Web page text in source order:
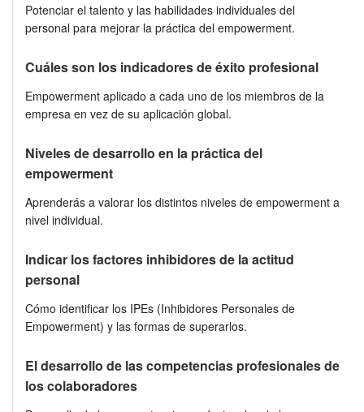
Potenciar el talento y las habilidades individuales del
personal para mejorar la práctica del empowerment.
Cuáles son los indicadores de éxito profesional
Empowerment aplicado a cada uno de los miembros de la
empresa en vez de su aplicación global.
Niveles de desarrollo en la práctica del
empowerment
Aprenderás a valorar los distintos niveles de empowerment a
nivel individual.
Indicar los factores inhibidores de la actitud
personal
Cómo identificar los IPEs (Inhibidores Personales de
Empowerment) y las formas de superarlos.
El desarrollo de las competencias profesionales de
los colaboradores